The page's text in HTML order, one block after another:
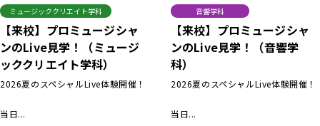
ミュージッククリエイト学科
【来校】プロミュージシャ
ンのLive見学！（ミュージ
ッククリエイト学科）
2026夏のスペシャルLive体験開催！
当日...
音響学科
【来校】プロミュージシャ
ンのLive見学！（音響学
科）
2026夏のスペシャルLive体験開催！
当日...